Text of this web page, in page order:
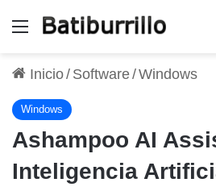
Menú
Inicio/ Software/Windows
Windows
Ashampoo AI
Inteligencia